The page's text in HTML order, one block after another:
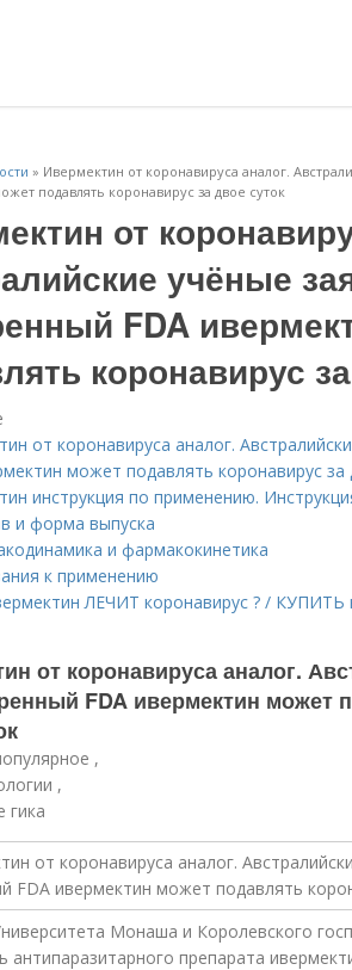
» Ивермектин от коронавируса аналог.
подавлять коронавирус за двое суток
от
учёные
FDA
коронавирус
от коронавируса аналог.
может подавлять коронавирус за
инструкция по применению.
и форма выпуска
и фармакокинетика
к применению
ЛЕЧИТ коронавирус ? / КУПИТЬ
от коронавируса аналог.
FDA ивермектин может
,
,
гика
Монаша и Королевского
антипаразитарного препарата